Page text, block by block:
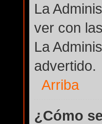
La
ver con
La
advertido.
Arriba
¿Cómo